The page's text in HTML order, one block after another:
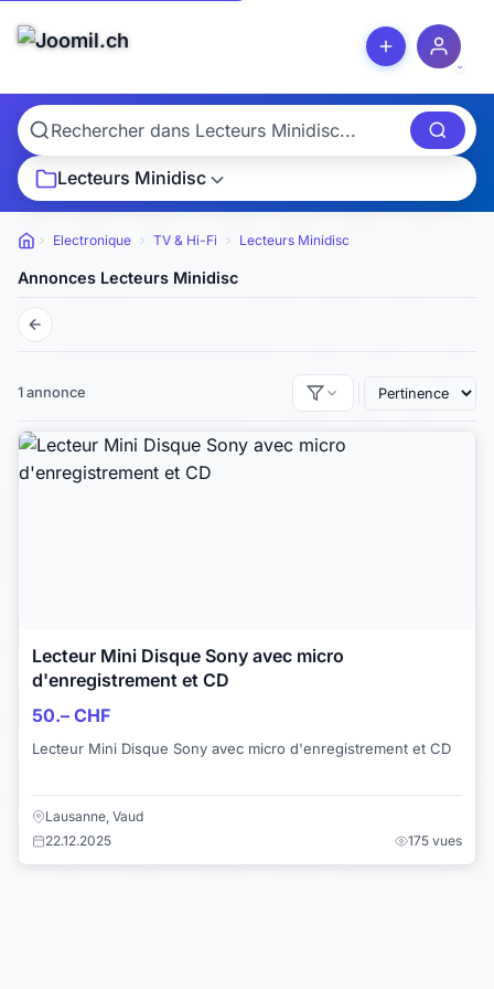
Lecteurs Minidisc
Petites annonces
Electronique TV & Hi-Fi Lecteurs Minidisc
Annonces Lecteurs Minidisc
1 annonce
Lecteur Mini Disque Sony avec micro
d'enregistrement et CD
50.– CHF
Lecteur Mini Disque Sony avec micro d'enregistrement et CD
Lausanne, Vaud
22.12.2025
175 vues